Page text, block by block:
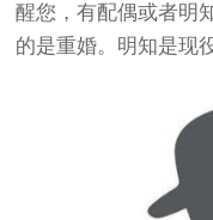
醒您，有配偶或者明
的是重婚。明知是现